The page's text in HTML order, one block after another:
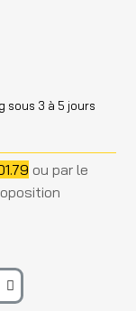
sous 3 à 5 jours
ou par le